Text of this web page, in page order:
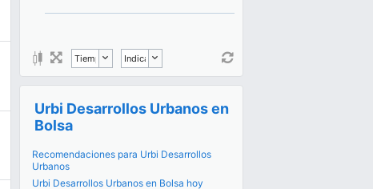
Urbi Desarrollos Urbanos en
Bolsa
Recomendaciones para Urbi Desarrollos
Urbanos
Urbi Desarrollos Urbanos en Bolsa hoy